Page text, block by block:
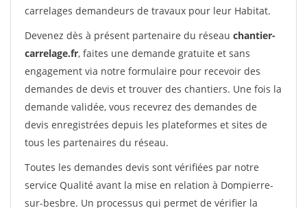
carrelages demandeurs de travaux pour leur Habitat.
Devenez dès à présent partenaire du réseau chantier-
carrelage.fr, faites une demande gratuite et sans
engagement via notre formulaire pour recevoir des
demandes de devis et trouver des chantiers. Une fois la
demande validée, vous recevrez des demandes de
devis enregistrées depuis les plateformes et sites de
tous les partenaires du réseau.
Toutes les demandes devis sont vérifiées par notre
service Qualité avant la mise en relation à Dompierre-
sur-besbre. Un processus qui permet de vérifier la